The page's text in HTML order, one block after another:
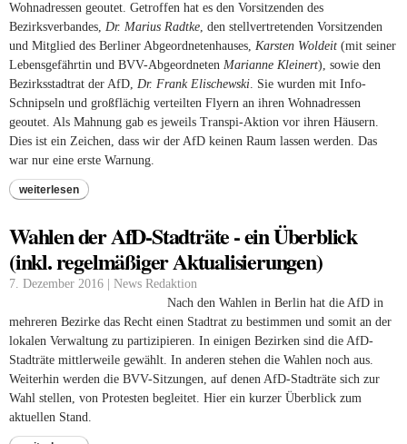
Wohnadressen geoutet. Getroffen hat es den Vorsitzenden des
Bezirksverbandes, Dr. Marius Radtke, den stellvertretenden Vorsitzenden
und Mitglied des Berliner Abgeordnetenhauses, Karsten Woldeit (mit seiner
Lebensgefährtin und BVV-Abgeordneten Marianne Kleinert), sowie den
Bezirksstadtrat der AfD, Dr. Frank Elischewski. Sie wurden mit Info-
Schnipseln und großflächig verteilten Flyern an ihren Wohnadressen
geoutet. Als Mahnung gab es jeweils Transpi-Aktion vor ihren Häusern.
Dies ist ein Zeichen, dass wir der AfD keinen Raum lassen werden. Das
war nur eine erste Warnung.
weiterlesen
Wahlen der AfD-Stadträte - ein Überblick
(inkl. regelmäßiger Aktualisierungen)
7. Dezember 2016 | News Redaktion
Nach den Wahlen in Berlin hat die AfD in
mehreren Bezirke das Recht einen Stadtrat zu bestimmen und somit an der
lokalen Verwaltung zu partizipieren. In einigen Bezirken sind die AfD-
Stadträte mittlerweile gewählt. In anderen stehen die Wahlen noch aus.
Weiterhin werden die BVV-Sitzungen, auf denen AfD-Stadträte sich zur
Wahl stellen, von Protesten begleitet. Hier ein kurzer Überblick zum
aktuellen Stand.